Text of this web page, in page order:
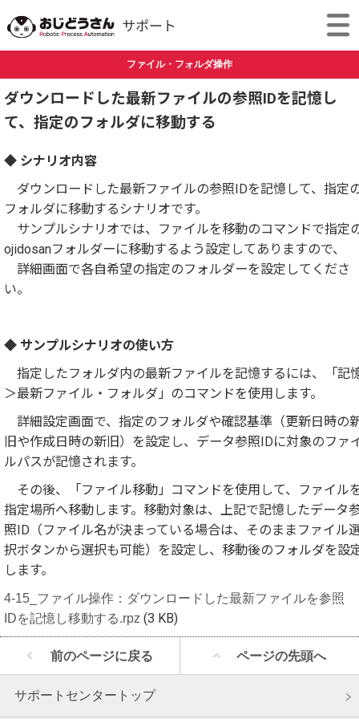
ファイル・フォルダ操作
ダウンロードした最新ファイルの参照IDを記憶し
て、指定のフォルダに移動する
◆ シナリオ内容
ダウンロードした最新ファイルの参照IDを記憶して、指定
フォルダに移動するシナリオです。
サンプルシナリオでは、ファイルを移動のコマンドで指定
ojidosanフォルダーに移動するよう設定してありますので、
詳細画面で各自希望の指定のフォルダーを設定してくださ
い。
◆ サンプルシナリオの使い方
指定したフォルダ内の最新ファイルを記憶するには、「記
＞最新ファイル・フォルダ」のコマンドを使用します。
詳細設定画面で、指定のフォルダや確認基準（更新日時の
旧や作成日時の新旧）を設定し、データ参照IDに対象のファ
ルパスが記憶されます。
その後、「ファイル移動」コマンドを使用して、ファイル
指定場所へ移動します。移動対象は、上記で記憶したデータ
照ID（ファイル名が決まっている場合は、そのままファイル
択ボタンから選択も可能）を設定し、移動後のフォルダを設
します。
4-15_ファイル操作：ダウンロードした最新ファイルを参照
IDを記憶し移動する.rpz (3 KB)
前のページに戻る ページの先頭へ
サポートセンタートップ